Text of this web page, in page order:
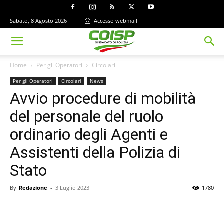
Sabato, 8 Agosto 2026 Accesso webmail
Home Per gli Operatori Circolari
Per gli Operatori Circolari News
Avvio procedure di mobilità
del personale del ruolo
ordinario degli Agenti e
Assistenti della Polizia di
Stato
By Redazione - 3 Luglio 2023 1780